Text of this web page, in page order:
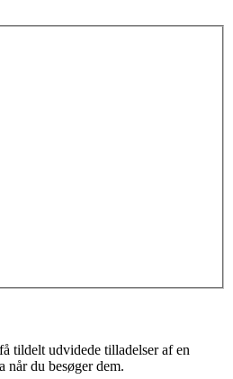
tildelt udvidede tilladelser af en
når du besøger dem.